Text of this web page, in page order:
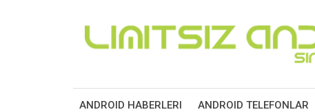
ANDROID HABERLERI ANDROID TELEFONLAR